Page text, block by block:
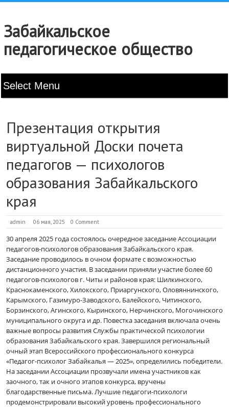
Забайкальское
педагогическое общество
Презентация открытия
виртуальной Доски почета
педагогов — психологов
образования Забайкальского
края
admin 06 мая, 2025 0 Comment
30 апреля 2025 года состоялось очередное заседание Ассоциации
педагогов-психологов образования Забайкальского края.
Заседание проводилось в очном формате с возможностью
дистанционного участия. В заседании приняли участие более 60
педагогов-психологов г. Читы и районов края: Шилкинского,
Краснокаменского, Хилокского, Приаргунского, Оловяннинского,
Карымского, Газимуро-Заводского, Балейского, Читинского,
Борзинского, Агинского, Кыринского, Нерчинского, Могочинского
муниципального округа и др. Повестка заседания включала очень
важные вопросы развития Службы практической психологии
образования Забайкальского края. Завершился региональный
очный этап Всероссийского профессионального конкурса
«Педагог-психолог Забайкалья — 2025», определились победители.
На заседании Ассоциации прозвучали имена участников как
заочного, так и очного этапов конкурса, вручены
благодарственные письма. Лучшие педагоги-психологи
продемонстрировали высокий уровень профессионального